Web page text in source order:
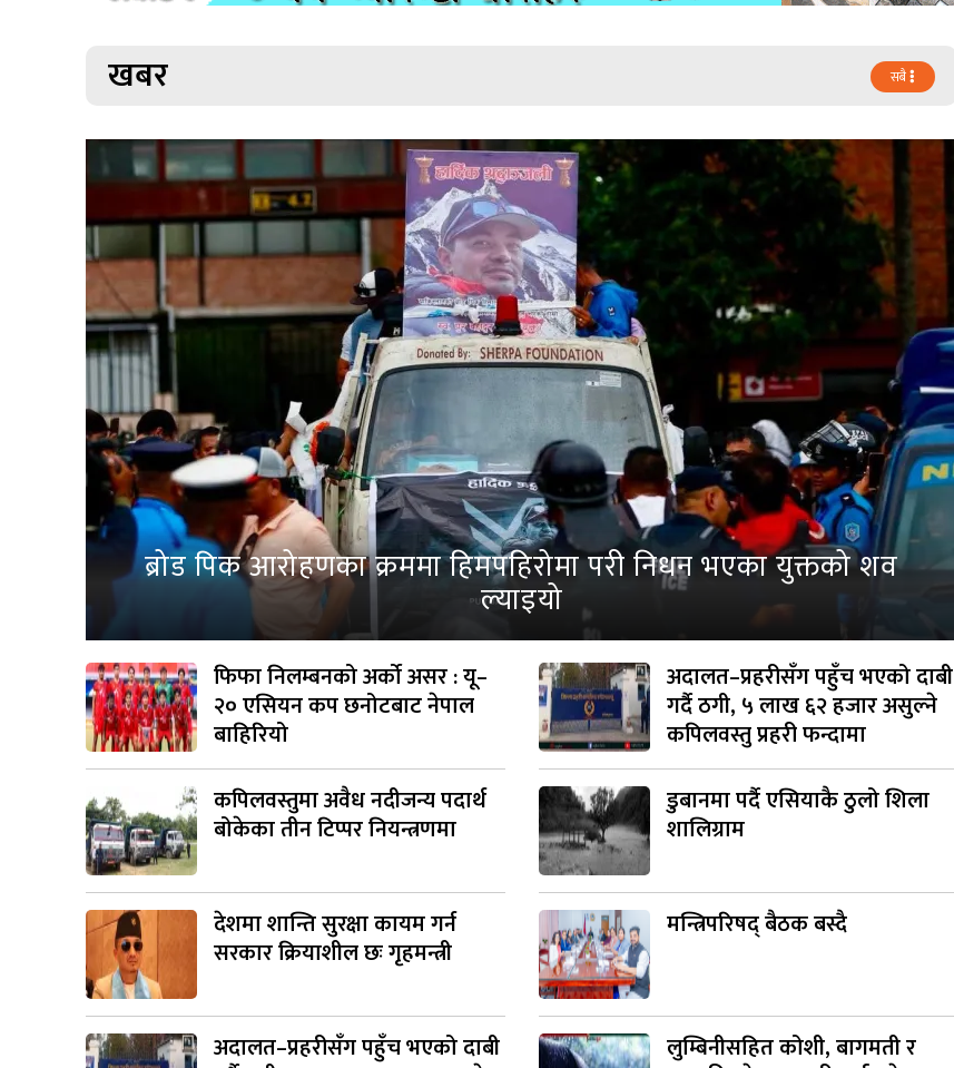
खबर सबै
ब्रोड पिक आरोहणका क्रममा हिमपहिरोमा परी निधन भएका युक्तको शव
ल्याइयो
फिफा निलम्बनको अर्को असर : यू–
२० एसियन कप छनोटबाट नेपाल
बाहिरियो
कपिलवस्तुमा अवैध नदीजन्य पदार्थ
बोकेका तीन टिप्पर नियन्त्रणमा
देशमा शान्ति सुरक्षा कायम गर्न
सरकार क्रियाशील छः गृहमन्त्री
अदालत–प्रहरीसँग पहुँच भएको दाबी
अदालत–प्रहरीसँग पहुँच भएको दाबी
गर्दै ठगी, ५ लाख ६२ हजार असुल्ने
कपिलवस्तु प्रहरी फन्दामा
डुबानमा पर्दै एसियाकै ठुलो शिला
शालिग्राम
मन्त्रिपरिषद् बैठक बस्दै
लुम्बिनीसहित कोशी, बागमती र